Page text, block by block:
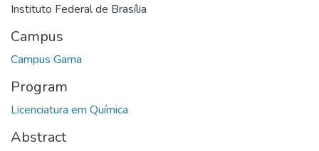
Instituto Federal de Brasília
Campus
Campus Gama
Program
Licenciatura em Química
Abstract